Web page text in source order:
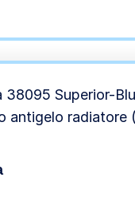
38095 Superior-
antigelo radiatore